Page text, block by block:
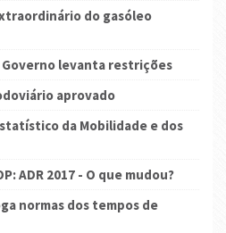
do gasóleo
Governo levanta restrições
aprovado
da Mobilidade e dos
ADR 2017 - O que mudou?
normas dos tempos de